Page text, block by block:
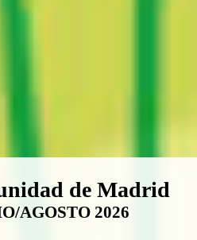
Comunidad de
de Madrid
AGOSTO 2026